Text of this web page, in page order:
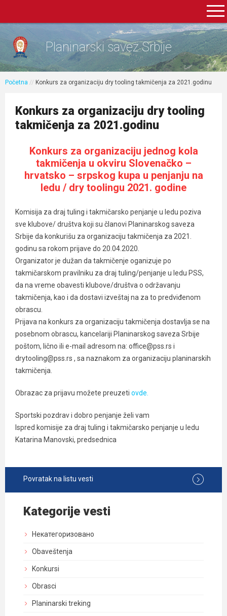
Planinarski savez Srbije
Početna // Konkurs za organizaciju dry tooling takmičenja za 2021.godinu
Konkurs za organizaciju dry tooling
takmičenja za 2021.godinu
Konkurs za organizaciju jednog kola
takmičenja u okviru Slovenačko –
hrvatsko – srpskog kupa u penjanju na
ledu / dry toolingu 2021. godine
Komisija za draj tuling i takmičarsko penjanje u ledu poziva
sve klubove/ društva koji su članovi Planinarskog saveza
Srbije da konkurišu za organizaciju takmičenja za 2021.
godinu sa rokom prijave do 20.04.2020.
Organizator je dužan da takmičenje oganizuje po
takmičarskom pravilniku za draj tuling/penjanje u ledu PSS,
da na vreme obavesti klubove/društva o održavanju
takmičenja, kao i da dostavi izveštaj na za to predviđenom
obrascu.
Prijava na konkurs za organizaciju takmičenja dostavlja se na
posebnom obrascu, kancelariji Planinarskog saveza Srbije
poštom, lično ili e-mail adresom na: office@pss.rs i
drytooling@pss.rs , sa naznakom za organizaciju planinarskih
takmičenja.
Obrazac za prijavu možete preuzeti ovde.
Sportski pozdrav i dobro penjanje želi vam
Ispred komisije za draj tuling i takmičarsko penjanje u ledu
Katarina Manovski, predsednica
Povratak na listu vesti
Kategorije vesti
Некатегоризовано
Obaveštenja
Konkursi
Obrasci
Planinarski treking